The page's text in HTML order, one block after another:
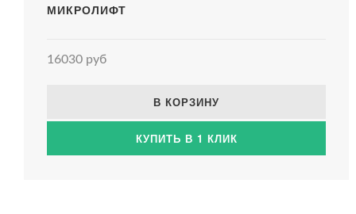
МИКРОЛИФТ
16030 руб
В КОРЗИНУ
КУПИТЬ В 1 КЛИК